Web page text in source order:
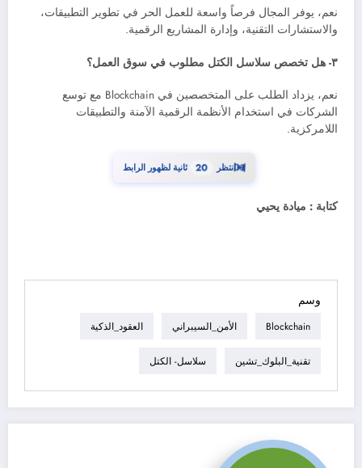
نعم، يوفر المجال فرصاً واسعة للعمل الحر في تطوير التطبيقات،
والاستشارات التقنية، وإدارة المشاريع الرقمية.
٣- هل تخصص سلاسل الكتل مطلوب في سوق العمل؟
نعم، يزداد الطلب على المتخصصين في Blockchain مع توسع
الشركات في استخدام الأنظمة الرقمية الآمنة والتطبيقات
اللامركزية.
⏳انتظر 19 ثانية لظهور الرابط
كتابة : ميادة يحيي
وسم
Blockchain الأمن_السيبراني العقود_الذكية
تقنية_البلوك_تشين سلاسل- الكتل